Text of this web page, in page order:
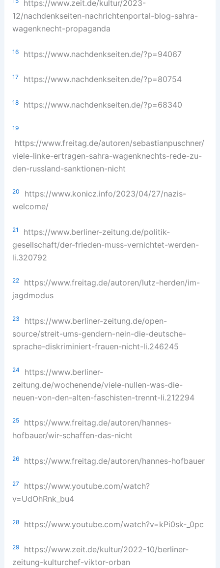
https://www.zeit.de/kultur/2023-
12/nachdenkseiten-nachrichtenportal-blog-sahra-
wagenknecht-propaganda
16https://www.nachdenkseiten.de/?p=94067
17 https://www.nachdenkseiten.de/?p=80754
18https://www.nachdenkseiten.de/?p=68340
19
https://www.freitag.de/autoren/sebastianpuschner/
viele-linke-ertragen-sahra-wagenknechts-rede-zu-
den-russland-sanktionen-nicht
20
https://www.konicz.info/2023/04/27/nazis-
welcome/
21
https://www.berliner-zeitung.de/politik-
gesellschaft/der-frieden-muss-vernichtet-werden-
li.320792
22https://www.freitag.de/autoren/lutz-herden/im-
jagdmodus
23
https://www.berliner-zeitung.de/open-
source/streit-ums-gendern-nein-die-deutsche-
sprache-diskriminiert-frauen-nicht-li.246245
24
https://www.berliner-
zeitung.de/wochenende/viele-nullen-was-die-
neuen-von-den-alten-faschisten-trennt-li.212294
25https://www.freitag.de/autoren/hannes-
hofbauer/wir-schaffen-das-nicht
26https://www.freitag.de/autoren/hannes-hofbauer
27
https://www.youtube.com/watch?
v=UdOhRnk_bu4
28https://www.youtube.com/watch?v=kPi0sk-_0pc
29https://www.zeit.de/kultur/2022-10/berliner-
zeitung-kulturchef-viktor-orban